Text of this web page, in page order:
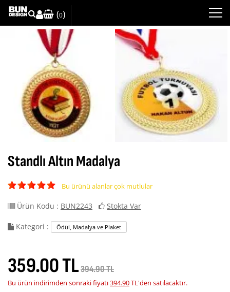
(0)
Standlı Altın Madalya
Bu ürünü alanlar çok mutlular
Ürün Kodu : BUN2243 Stokta Var
Kategori : Ödül, Madalya ve Plaket
359.00 TL394.90 TL
Bu ürün indirimden sonraki fiyatı394.90TL'den satılacaktır.